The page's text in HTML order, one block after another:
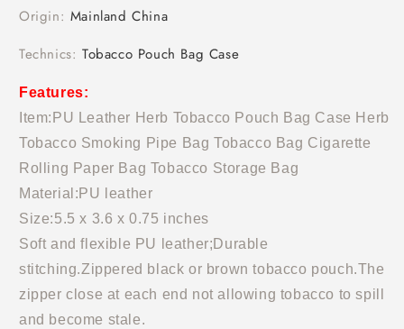
Origin: Mainland China
Technics:Tobacco Pouch Bag Case
Features:
Item:PU Leather Herb Tobacco Pouch Bag Case Herb
Tobacco Smoking Pipe Bag Tobacco Bag Cigarette
Rolling Paper Bag Tobacco Storage Bag
Material: PU leather
Size:5.5 x 3.6 x 0.75 inches
Soft and flexible PU leather;Durable
stitching.Zippered black or brown tobacco pouch.The
zipper close at each end not allowing tobacco to spill
and become stale.